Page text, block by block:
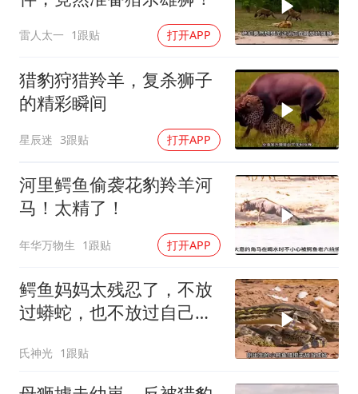
雷人太一 1跟贴 打开APP
猎豹狩猎羚羊，复杀狮子
的精彩瞬间
星辰迷 3跟贴 打开APP
河里鳄鱼偷袭花豹羚羊河
马！太精了！
年华万物生 1跟贴 打开APP
鳄鱼妈妈太残忍了，不放
过蟒蛇，也不放过自己的
氏神光 1跟贴